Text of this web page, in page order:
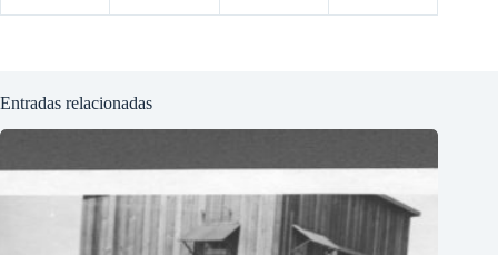
Entradas relacionadas